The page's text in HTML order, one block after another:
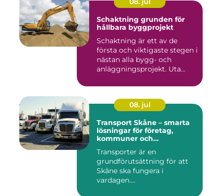
Schaktning grunden för
hållbara byggprojekt
Schaktning är ett av de
första och viktigaste stegen i
nästan alla bygg- och
anläggningsprojekt. Uta...
08. jul
Transport Skåne – smarta
lösningar för företag,
kommuner och
Transporter är en
grundförutsättning för att
Skåne ska fungera i
vardagen....